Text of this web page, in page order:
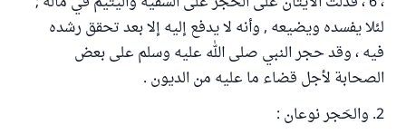
لئلا يفسده ويضيعه , وأنه لا يدفع إليه إلا بعد تحقق رشده
فيه ، وقد حجر النبي صلى الله عليه وسلم على بعض
الصحابة لأجل قضاء ما عليه من الديون .
2. والحَجر نوعان :